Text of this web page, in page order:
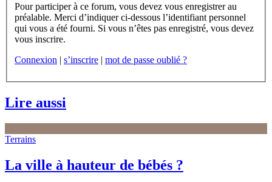
Pour participer à ce forum, vous devez vous enregistrer au
préalable. Merci d’indiquer ci-dessous l’identifiant personnel
qui vous a été fourni. Si vous n’êtes pas enregistré, vous devez
vous inscrire.
Connexion | s’inscrire | mot de passe oublié ?
Lire aussi
Terrains
La ville à hauteur de bébés ?